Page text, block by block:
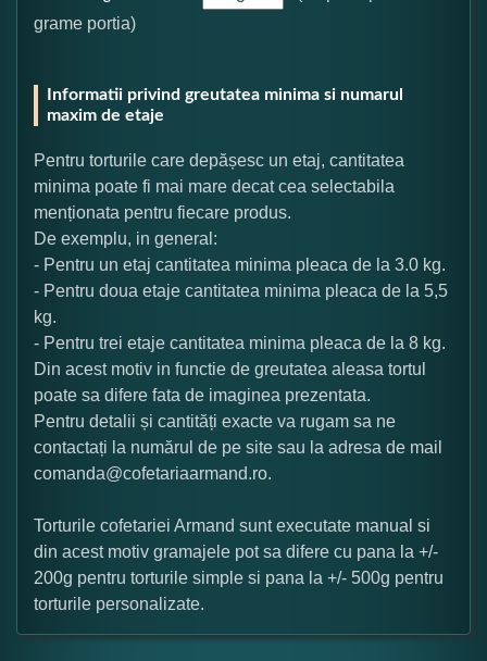
grame portia)
Informatii privind greutatea minima si numarul
maxim de etaje
Pentru torturile care depășesc un etaj, cantitatea
minima poate fi mai mare decat cea selectabila
menționata pentru fiecare produs.
De exemplu, in general:
- Pentru un etaj cantitatea minima pleaca de la 3.0 kg.
- Pentru doua etaje cantitatea minima pleaca de la 5,5
kg.
- Pentru trei etaje cantitatea minima pleaca de la 8 kg.
Din acest motiv in functie de greutatea aleasa tortul
poate sa difere fata de imaginea prezentata.
Pentru detalii și cantități exacte va rugam sa ne
contactați la numărul de pe site sau la adresa de mail
comanda@cofetariaarmand.ro.
Torturile cofetariei Armand sunt executate manual si
din acest motiv gramajele pot sa difere cu pana la +/-
200g pentru torturile simple si pana la +/- 500g pentru
torturile personalizate.